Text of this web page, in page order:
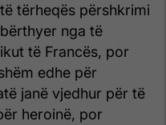
tërheqës përshkrimi
nga të
të Francës, por
edhe për
janë vjedhur për të
heroinë, por